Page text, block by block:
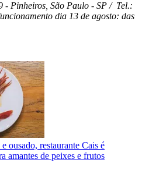
- Pinheiros, São Paulo - SP / Tel.:
dia 13 de agosto: das
ousado, restaurante Cais é
amantes de peixes e frutos